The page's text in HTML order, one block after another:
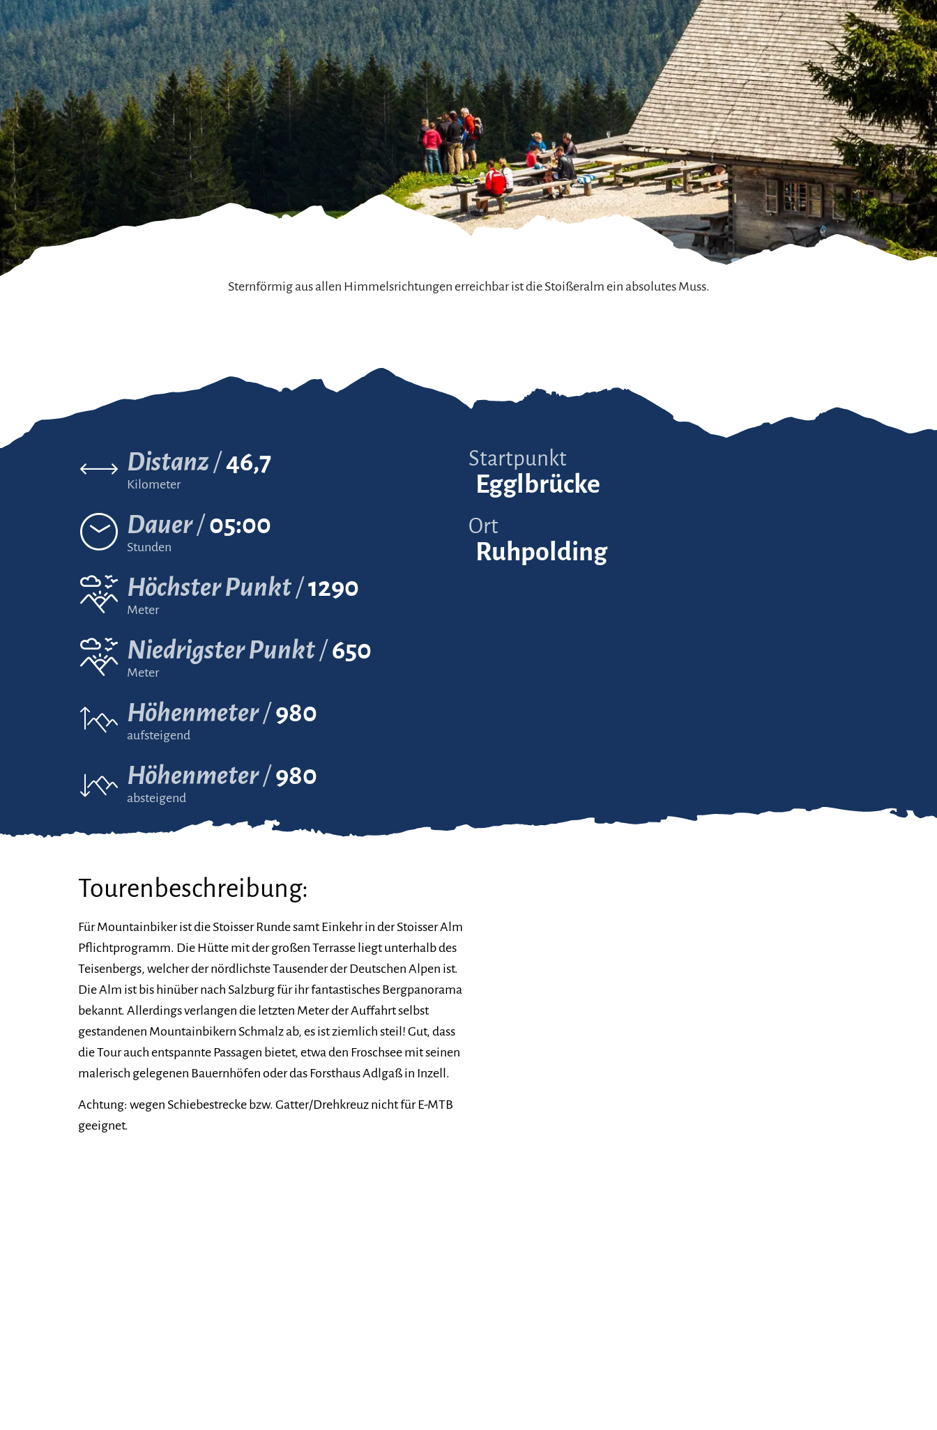
Gleitschirmfliegen &
Luftsport
Interaktive Vollbildkarte
Barrierefreiheit im
Chiemgau
Chiemgau G'schichten
Sternförmig aus allen Himmelsrichtungen erreichbar ist die Stoißeralm ein absolutes Muss.
Startpunkt
Egglbrücke
Ort
Ruhpolding
Distanz 46,7
Kilometer
Dauer 05:00
Stunden
Höchster Punkt 1290
Meter
Niedrigster Punkt 650
Meter
Höhenmeter 980
aufsteigend
Höhenmeter 980
absteigend
Tourenbeschreibung:
Für Mountainbiker ist die Stoisser Runde samt Einkehr in der Stoisser Alm
Pflichtprogramm. Die Hütte mit der großen Terrasse liegt unterhalb des
Teisenbergs, welcher der nördlichste Tausender der Deutschen Alpen ist.
Die Alm ist bis hinüber nach Salzburg für ihr fantastisches Bergpanorama
bekannt. Allerdings verlangen die letzten Meter der Auffahrt selbst
gestandenen Mountainbikern Schmalz ab, es ist ziemlich steil! Gut, dass
die Tour auch entspannte Passagen bietet, etwa den Froschsee mit seinen
malerisch gelegenen Bauernhöfen oder das Forsthaus Adlgaß in Inzell.
Achtung: wegen Schiebestrecke bzw. Gatter/Drehkreuz nicht für E-MTB
geeignet.